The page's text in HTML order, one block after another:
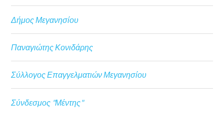
Δήμος Μεγανησίου
Παναγιώτης Κονιδάρης
Σύλλογος Επαγγελματιών Μεγανησίου
Σύνδεσμος "Μέντης"